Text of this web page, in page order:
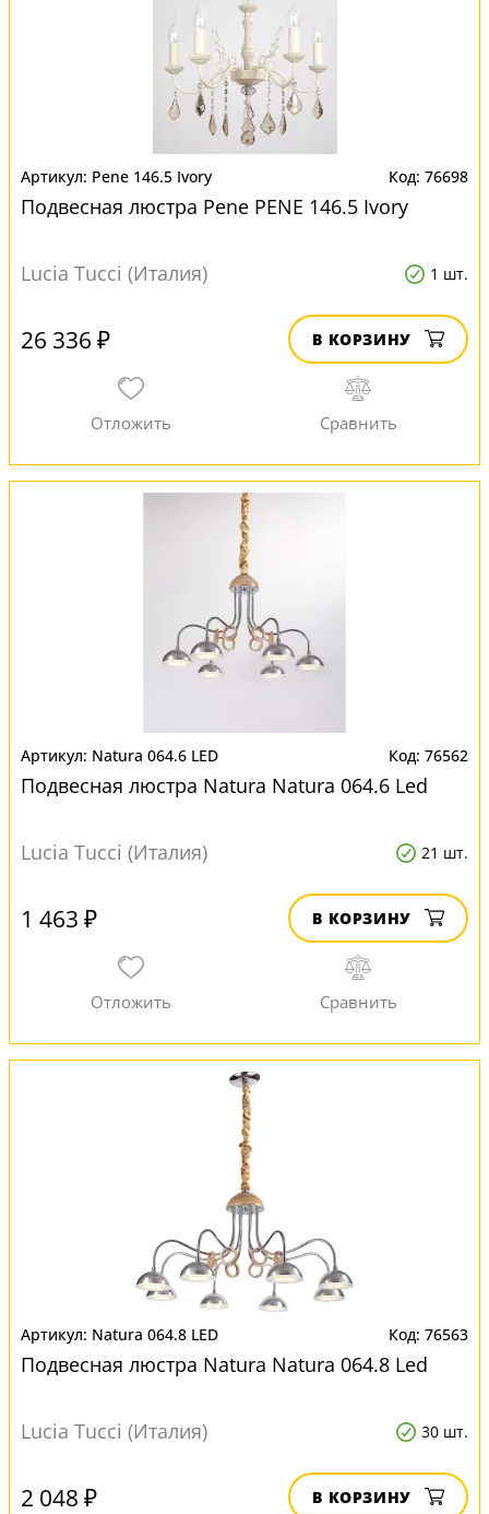
Pene 146.5 Ivory 76698
Подвесная люстра Pene PENE 146.5 Ivory
Lucia Tucci (Италия) 1 шт.
26 336 ₽ В КОРЗИНУ
Natura 064.6 LED 76562
Подвесная люстра Natura Natura 064.6 Led
Lucia Tucci (Италия) 21 шт.
1 463 ₽ В КОРЗИНУ
Natura 064.8 LED 76563
Подвесная люстра Natura Natura 064.8 Led
Lucia Tucci (Италия) 30 шт.
2 048 ₽ В КОРЗИНУ